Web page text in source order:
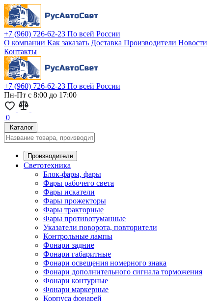
+7 (960) 726-62-23 По всей России
О компании Как заказать Доставка Производители Новости
Контакты
+7 (960) 726-62-23 По всей России
Пн-Пт с 8:00 до 17:00
0
Каталог
Производители
Светотехника
Блок-фары, фары
Фары рабочего света
Фары искатели
Фары прожекторы
Фары тракторные
Фары противотуманные
Указатели поворота, повторители
Контрольные лампы
Фонари задние
Фонари габаритные
Фонари освещения номерного знака
Фонари дополнительного сигнала торможения
Фонари контурные
Фонари маркерные
Корпуса фонарей